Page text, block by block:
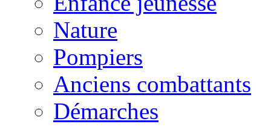
Nature
Pompiers
Anciens combattants
Démarches